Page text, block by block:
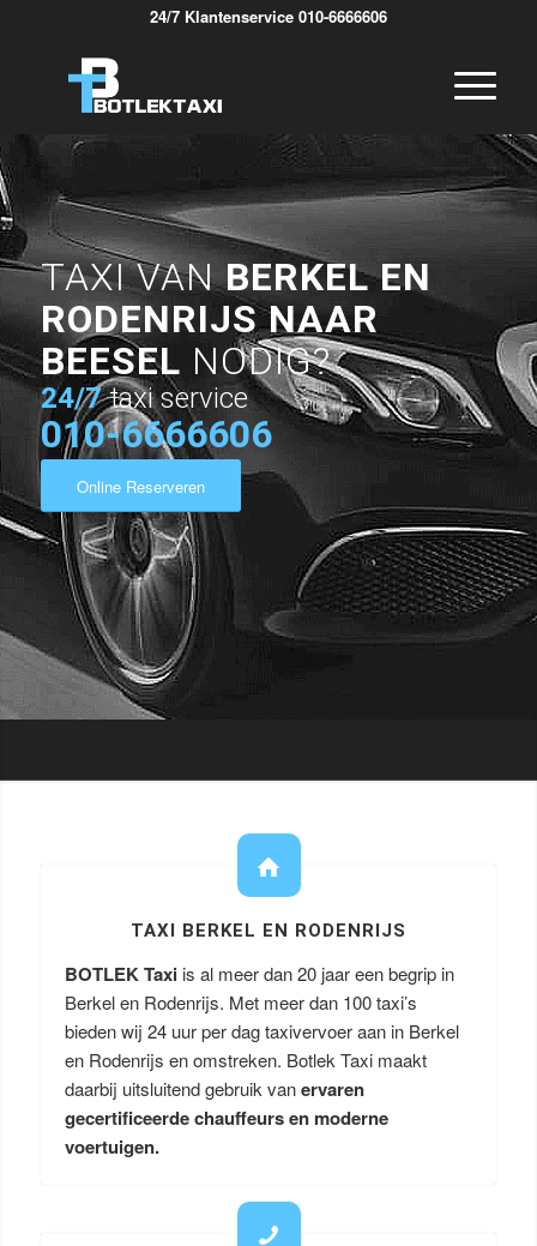
24/7 Klantenservice 010-6666606
TAXI VANBERKEL EN
RODENRIJS NAAR
BEESEL NODIG?
24/7 taxi service
010-6666606
Online Reserveren
TAXI BERKEL EN RODENRIJS
BOTLEK Taxi is al meer dan 20 jaar een begrip in
Berkel en Rodenrijs. Met meer dan 100 taxi’s
bieden wij 24 uur per dag taxivervoer aan in Berkel
en Rodenrijs en omstreken. Botlek Taxi maakt
daarbij uitsluitend gebruik vanervaren
gecertificeerde chauffeurs en moderne
voertuigen.